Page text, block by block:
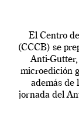
El Centro
(CCCB) se
Anti-
microedición
además de
jornada del